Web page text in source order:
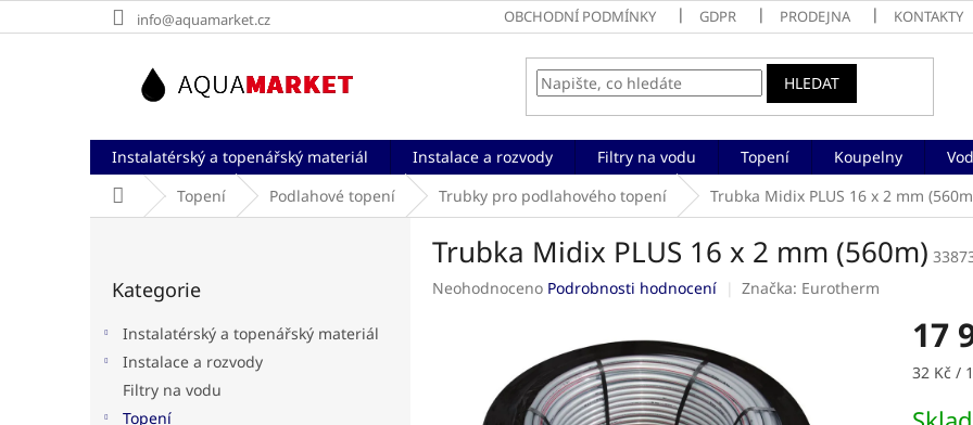
na
info@aquamarket.cz OBCHODNÍ PODMÍNKY GDPR PRODEJNA KONTAKTY
HLEDAT
Instalatérský a topenářský materiál Instalace a rozvody Filtry na vodu Topení Koupelny
Domů Topení Podlahové topení Trubky pro podlahového topení Trubka Midix PLUS 16 x 2 mm
kategorie
Kategorie
Instalatérský a topenářský materiál
Instalace a rozvody
Filtry na vodu
Topení
Trubka Midix PLUS 16 x 2 mm (560m)
Průměrné
Neohodnoceno Podrobnosti hodnocení Značka: Eurotherm
17
Měrná
32 Kč /